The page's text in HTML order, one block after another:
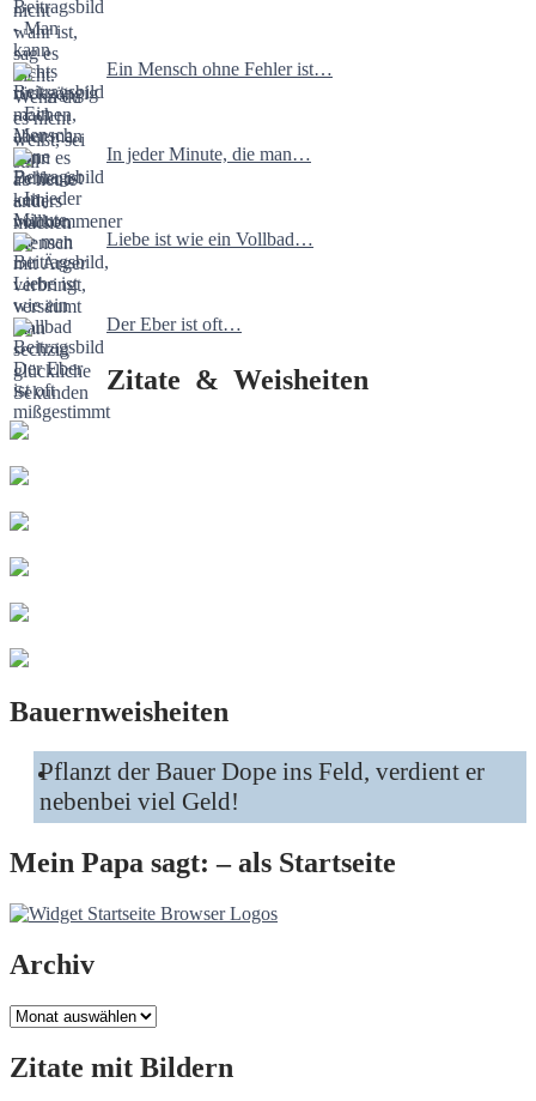
Ein Mensch ohne Fehler ist…
In jeder Minute, die man…
Liebe ist wie ein Vollbad…
Der Eber ist oft…
Zitate & Weisheiten
Bauernweisheiten
Pflanzt der Bauer Dope ins Feld, verdient er
nebenbei viel Geld!
Mein Papa sagt: – als Startseite
Archiv
Archiv
Zitate mit Bildern